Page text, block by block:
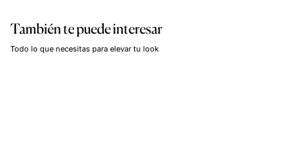
También te puede interesar
Todo lo que necesitas para elevar tu look